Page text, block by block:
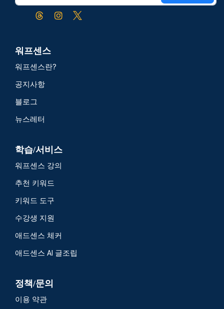
워프센스
워프센스란?
공지사항
블로그
뉴스레터
학습/서비스
워프센스 강의
추천 키워드
키워드 도구
수강생 지원
애드센스 체커
애드센스 AI 글조립
정책/문의
이용 약관